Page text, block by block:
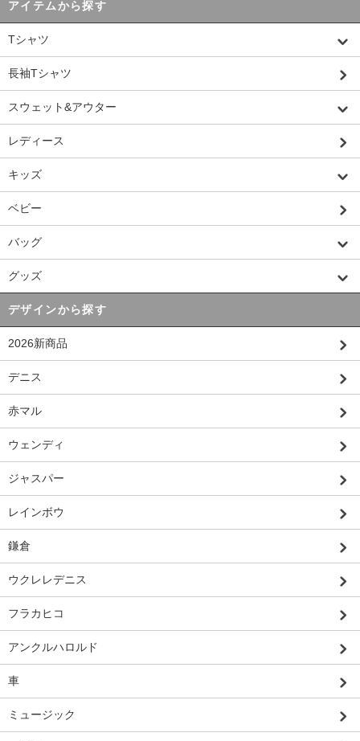
アイテムから探す
Tシャツ
長袖Tシャツ
スウェット&アウター
レディース
キッズ
ベビー
バッグ
グッズ
デザインから探す
2026新商品
デニス
赤マル
ウェンディ
ジャスパー
レインボウ
鎌倉
ウクレレデニス
フラカヒコ
アンクルハロルド
車
ミュージック